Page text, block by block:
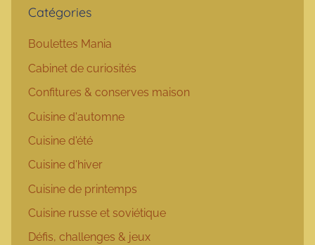
Catégories
Boulettes Mania
Cabinet de curiosités
Confitures & conserves maison
Cuisine d'automne
Cuisine d'été
Cuisine d'hiver
Cuisine de printemps
Cuisine russe et soviétique
Défis, challenges & jeux